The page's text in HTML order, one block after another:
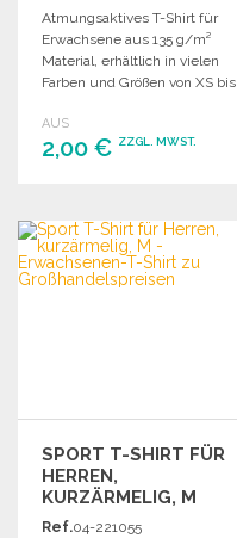
Atmungsaktives T-Shirt für
Erwachsene aus 135 g/m²
Material, erhältlich in vielen
Farben und Größen von XS bis
AUS
2,00 € ZZGL. MWST.
Angebot anfordern
SPORT T-SHIRT FÜR
HERREN,
KURZÄRMELIG, M
Ref.04-221055